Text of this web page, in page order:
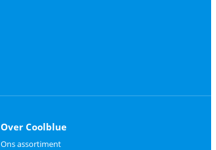
Over Coolblue
Ons assortiment